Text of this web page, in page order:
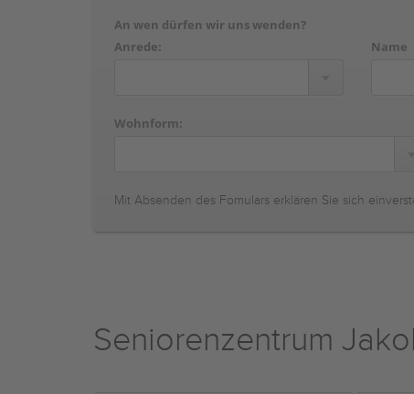
An wen dürfen wir uns wenden?
Anrede:
Name
Wohnform:
Mit Absenden des Fomulars erklären Sie sich
Seniorenzentrum